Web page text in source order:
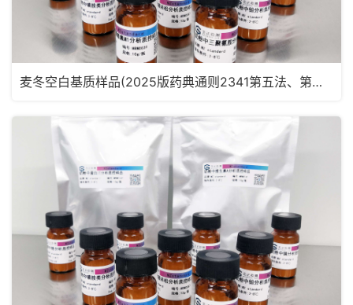
麦冬空白基质样品(2025版药典通则2341第五法、第六法)MRM2181